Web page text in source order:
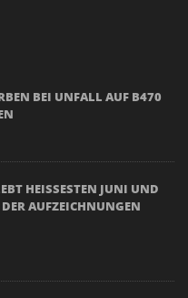
BEI UNFALL AUF B470
HEISSESTEN JUNI UND J
AUFZEICHNUNGEN